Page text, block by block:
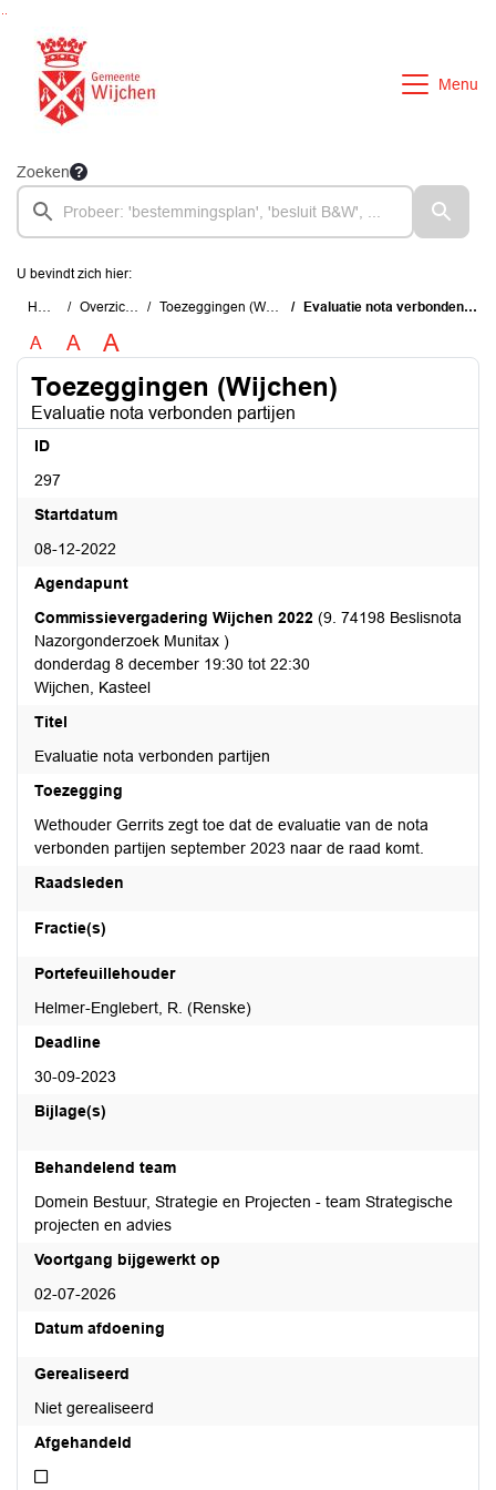
Ga naar de inhoud van deze pagina
Ga naar het zoeken
Ga naar het menu
Menu
Zoeken
U bevindt zich hier:
Home Overzichten Toezeggingen (Wijchen) Evaluatie nota verbonden partijen
A A A
Toezeggingen (Wijchen)
Evaluatie nota verbonden partijen
ID
297
Startdatum
08-12-2022
Agendapunt
Commissievergadering Wijchen 2022 (9. 74198 Beslisnota
Nazorgonderzoek Munitax )
donderdag 8 december 19:30 tot 22:30
Wijchen, Kasteel
Titel
Evaluatie nota verbonden partijen
Toezegging
Wethouder Gerrits zegt toe dat de evaluatie van de nota
verbonden partijen september 2023 naar de raad komt.
Raadsleden
Fractie(s)
Portefeuillehouder
Helmer-Englebert, R. (Renske)
Deadline
30-09-2023
Bijlage(s)
Behandelend team
Domein Bestuur, Strategie en Projecten - team Strategische
projecten en advies
Voortgang bijgewerkt op
02-07-2026
Datum afdoening
Gerealiseerd
Niet gerealiseerd
Afgehandeld
Niet afgehandeld